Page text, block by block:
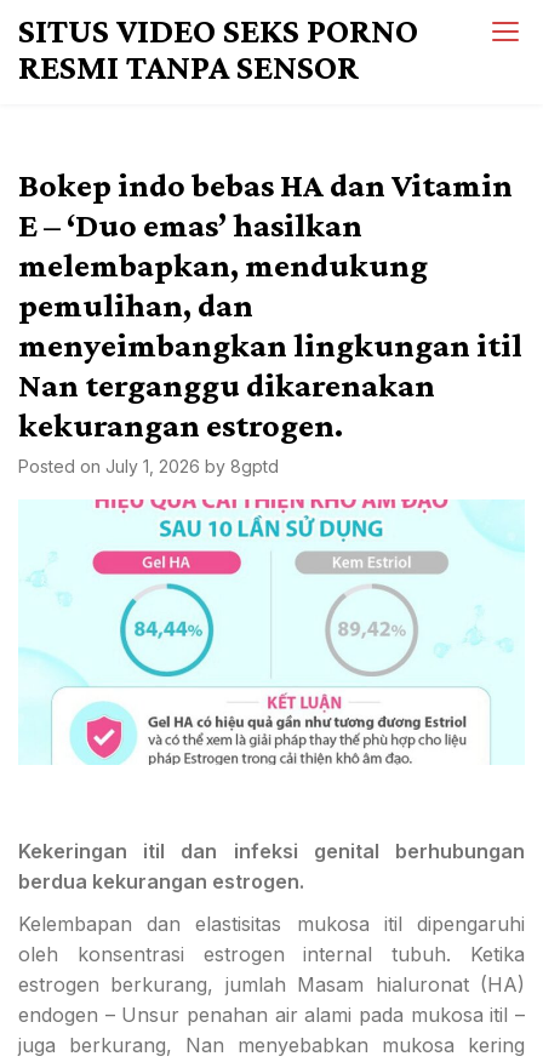
content
SITUS VIDEO SEKS PORNO
RESMI TANPA SENSOR
Bokep indo bebas HA dan Vitamin
E – ‘Duo emas’ hasilkan
melembapkan, mendukung
pemulihan, dan
menyeimbangkan lingkungan itil
Nan terganggu dikarenakan
kekurangan estrogen.
Posted on July 1, 2026 by 8gptd
Kekeringan itil dan infeksi genital berhubungan
berdua kekurangan estrogen.
Kelembapan dan elastisitas mukosa itil dipengaruhi
oleh konsentrasi estrogen internal tubuh. Ketika
estrogen berkurang, jumlah Masam hialuronat (HA)
endogen – Unsur penahan air alami pada mukosa itil –
juga berkurang, Nan menyebabkan mukosa kering